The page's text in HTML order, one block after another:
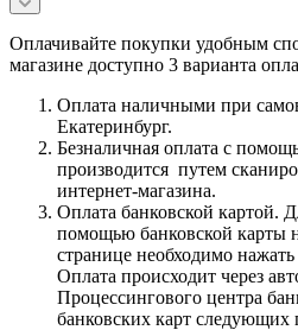
Оплачивайте покупки удобным
магазине доступно 3 варианта
Оплата наличными при
Екатеринбург.
Безналичная оплата с
производится путем
интернет-магазина.
Оплата банковской картой.
помощью банковской карты
странице необходимо
Оплата происходит через
Процессингового центра
банковских карт следующих